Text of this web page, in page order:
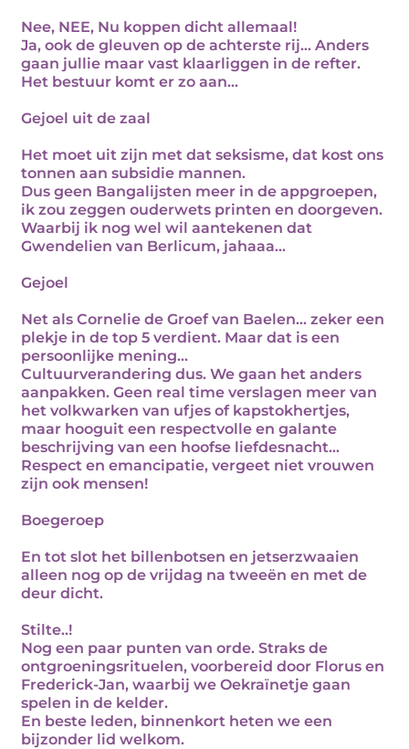
Nee, NEE, Nu koppen dicht allemaal!
Ja, ook de gleuven op de achterste rij… Anders
gaan jullie maar vast klaarliggen in de refter.
Het bestuur komt er zo aan…
Gejoel uit de zaal
Het moet uit zijn met dat seksisme, dat kost ons
tonnen aan subsidie mannen.
Dus geen Bangalijsten meer in de appgroepen,
ik zou zeggen ouderwets printen en doorgeven.
Waarbij ik nog wel wil aantekenen dat
Gwendelien van Berlicum, jahaaa…
Gejoel
Net als Cornelie de Groef van Baelen… zeker een
plekje in de top 5 verdient. Maar dat is een
persoonlijke mening…
Cultuurverandering dus. We gaan het anders
aanpakken. Geen real time verslagen meer van
het volkwarken van ufjes of kapstokhertjes,
maar hooguit een respectvolle en galante
beschrijving van een hoofse liefdesnacht…
Respect en emancipatie, vergeet niet vrouwen
zijn ook mensen!
Boegeroep
En tot slot het billenbotsen en jetserzwaaien
alleen nog op de vrijdag na tweeën en met de
deur dicht.
Stilte..!
Nog een paar punten van orde. Straks de
ontgroeningsrituelen, voorbereid door Florus en
Frederick-Jan, waarbij we Oekraïnetje gaan
spelen in de kelder.
En beste leden, binnenkort heten we een
bijzonder lid welkom.